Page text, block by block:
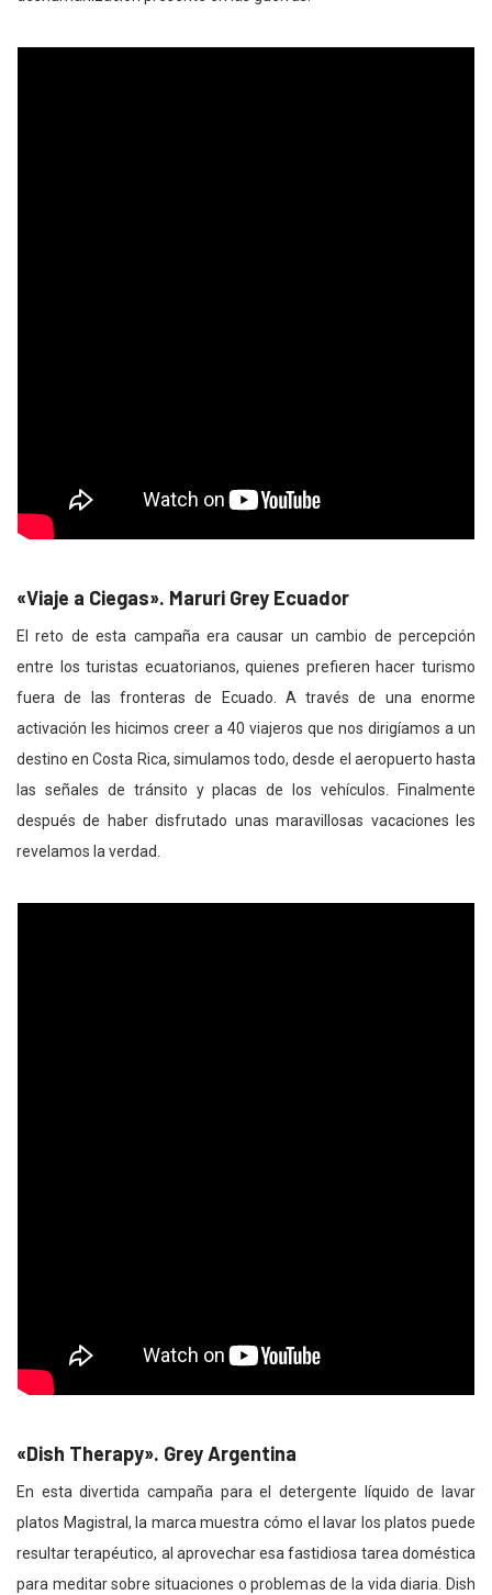
«Viaje a Ciegas». Maruri Grey Ecuador
El reto de esta campaña era causar un cambio de percepción
entre los turistas ecuatorianos, quienes prefieren hacer turismo
fuera de las fronteras de Ecuado. A través de una enorme
activación les hicimos creer a 40 viajeros que nos dirigíamos a un
destino en Costa Rica, simulamos todo, desde el aeropuerto hasta
las señales de tránsito y placas de los vehículos. Finalmente
después de haber disfrutado unas maravillosas vacaciones les
revelamos la verdad.
«Dish Therapy». Grey Argentina
En esta divertida campaña para el detergente líquido de lavar
platos Magistral, la marca muestra cómo el lavar los platos puede
resultar terapéutico, al aprovechar esa fastidiosa tarea doméstica
para meditar sobre situaciones o problemas de la vida diaria. Dish